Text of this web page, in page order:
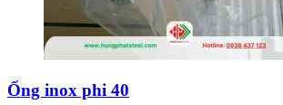
Ống inox phi 40